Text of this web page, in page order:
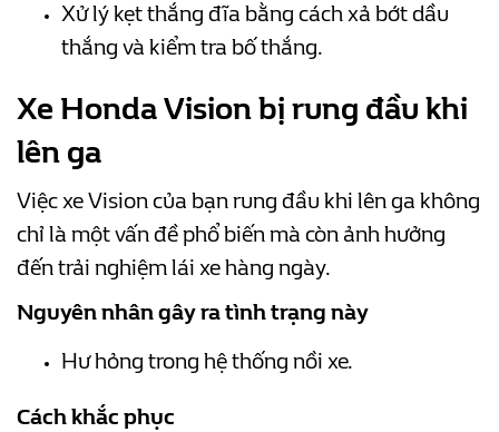
Xử lý kẹt thắng đĩa bằng cách xả bớt dầu
thắng và kiểm tra bố thắng.
Xe Honda Vision bị rung đầu khi
lên ga
Việc xe Vision của bạn rung đầu khi lên ga không
chỉ là một vấn đề phổ biến mà còn ảnh hưởng
đến trải nghiệm lái xe hàng ngày.
Nguyên nhân gây ra tình trạng này
Hư hỏng trong hệ thống nồi xe.
Cách khắc phục